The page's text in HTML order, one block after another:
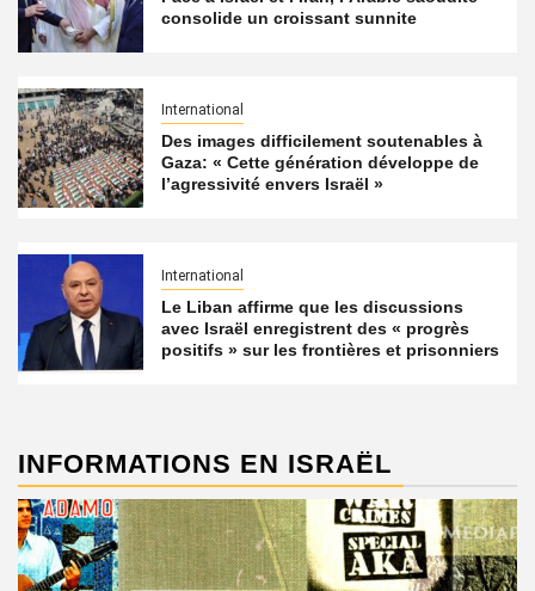
consolide un croissant sunnite
International
Des images difficilement soutenables à
Gaza: « Cette génération développe de
l’agressivité envers Israël »
International
Le Liban affirme que les discussions
avec Israël enregistrent des « progrès
positifs » sur les frontières et prisonniers
INFORMATIONS EN ISRAËL